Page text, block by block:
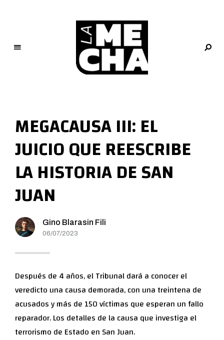
M
e
c
h
a
PERIODISMO DIGITAL
MEGACAUSA III: EL
JUICIO QUE REESCRIBE
LA HISTORIA DE SAN
JUAN
Gino Blarasin Fili
06/07/2023
Después de 4 años, el Tribunal dará a conocer el
veredicto una causa demorada, con una treintena de
acusados y más de 150 víctimas que esperan un fallo
reparador. Los detalles de la causa que investiga el
terrorismo de Estado en San Juan.